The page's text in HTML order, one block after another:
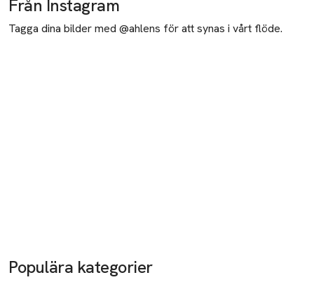
Från Instagram
Tagga dina bilder med @ahlens för att synas i vårt flöde.
Populära kategorier